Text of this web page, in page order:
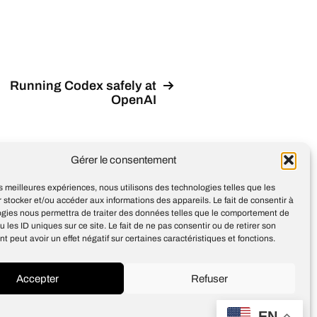
Gérer le consentement
meilleures expériences, nous utilisons des technologies telles que les
stocker et/ou accéder aux informations des appareils. Le fait de consentir à
nous permettra de traiter des données telles que le comportement de
les ID uniques sur ce site. Le fait de ne pas consentir ou de retirer son
peut avoir un effet négatif sur certaines caractéristiques et fonctions.
Accepter Refuser
Running Codex safely at
OpenAI
Jean-Louis Maso